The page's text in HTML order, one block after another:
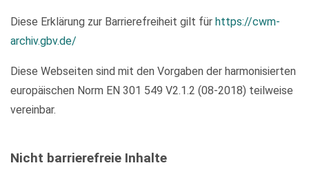
Diese Erklärung zur Barrierefreiheit gilt für https://cwm-
archiv.gbv.de/
Diese Webseiten sind mit den Vorgaben der harmonisierten
europäischen Norm EN 301 549 V2.1.2 (08-2018) teilweise
vereinbar.
Nicht barrierefreie Inhalte